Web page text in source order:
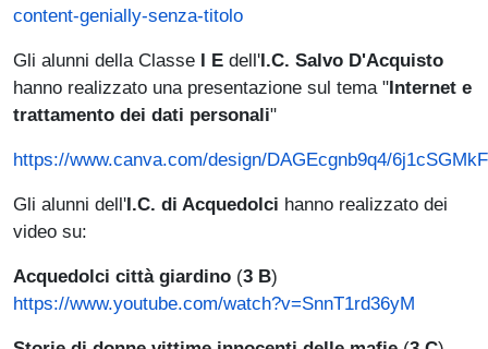
content-genially-senza-titolo
Gli alunni della Classe I E dell'I.C. Salvo D'Acquisto
hanno realizzato una presentazione sul tema "Internet e
trattamento dei dati personali"
https://www.canva.com/design/DAGEcgnb9q4/
Gli alunni dell'I.C. di Acquedolci hanno realizzato dei
video su:
Acquedolci città giardino (3 B)
https://www.youtube.com/watch?v=SnnT1rd36yM